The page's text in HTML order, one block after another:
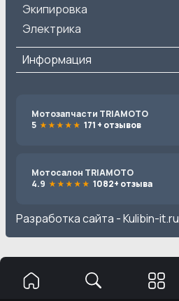
Экипировка
Электрика
Информация
Мотозапчасти TRIAMOTO
5
171 + отзывов
Мотосалон TRIAMOTO
4.9
1082+ отзыва
Разработка сайта -Kulibin-it.ru